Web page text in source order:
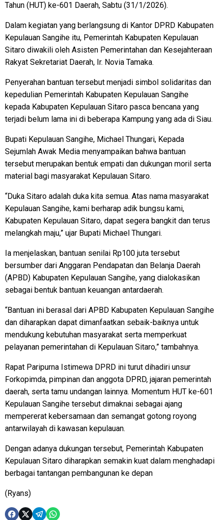
Tahun (HUT) ke-601 Daerah, Sabtu (31/1/2026).
Dalam kegiatan yang berlangsung di Kantor DPRD Kabupaten
Kepulauan Sangihe itu, Pemerintah Kabupaten Kepulauan
Sitaro diwakili oleh Asisten Pemerintahan dan Kesejahteraan
Rakyat Sekretariat Daerah, Ir. Novia Tamaka.
Penyerahan bantuan tersebut menjadi simbol solidaritas dan
kepedulian Pemerintah Kabupaten Kepulauan Sangihe
kepada Kabupaten Kepulauan Sitaro pasca bencana yang
terjadi belum lama ini di beberapa Kampung yang ada di Siau.
Bupati Kepulauan Sangihe, Michael Thungari, Kepada
Sejumlah Awak Media menyampaikan bahwa bantuan
tersebut merupakan bentuk empati dan dukungan moril serta
material bagi masyarakat Kepulauan Sitaro.
“Duka Sitaro adalah duka kita semua. Atas nama masyarakat
Kepulauan Sangihe, kami berharap adik bungsu kami,
Kabupaten Kepulauan Sitaro, dapat segera bangkit dan terus
melangkah maju,” ujar Bupati Michael Thungari.
Ia menjelaskan, bantuan senilai Rp100 juta tersebut
bersumber dari Anggaran Pendapatan dan Belanja Daerah
(APBD) Kabupaten Kepulauan Sangihe, yang dialokasikan
sebagai bentuk bantuan keuangan antardaerah.
“Bantuan ini berasal dari APBD Kabupaten Kepulauan Sangihe
dan diharapkan dapat dimanfaatkan sebaik-baiknya untuk
mendukung kebutuhan masyarakat serta memperkuat
pelayanan pemerintahan di Kepulauan Sitaro,” tambahnya.
Rapat Paripurna Istimewa DPRD ini turut dihadiri unsur
Forkopimda, pimpinan dan anggota DPRD, jajaran pemerintah
daerah, serta tamu undangan lainnya. Momentum HUT ke-601
Kepulauan Sangihe tersebut dimaknai sebagai ajang
mempererat kebersamaan dan semangat gotong royong
antarwilayah di kawasan kepulauan.
Dengan adanya dukungan tersebut, Pemerintah Kabupaten
Kepulauan Sitaro diharapkan semakin kuat dalam menghadapi
berbagai tantangan pembangunan ke depan
(Ryans)